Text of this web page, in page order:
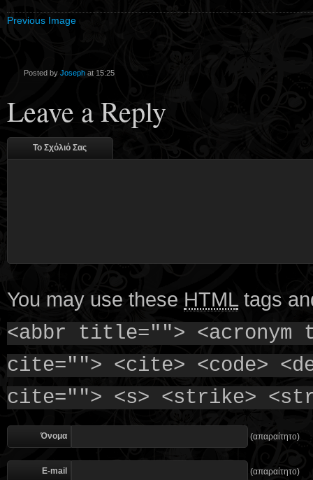
Previous Image
Posted by Joseph at 15:25
Leave a Reply
Το Σχόλιό Σας
You may use these HTML tags
<abbr title=""> <acronym
cite=""> <cite> <code>
cite=""> <s> <strike>
Όνομα (απαραίτητο)
E-mail (απαραίτητο)